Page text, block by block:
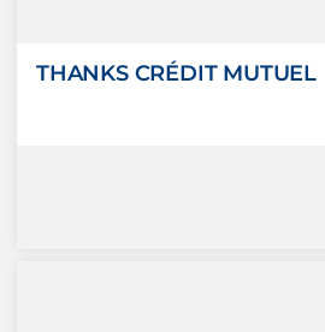
THANKS CRÉDIT MUTUEL